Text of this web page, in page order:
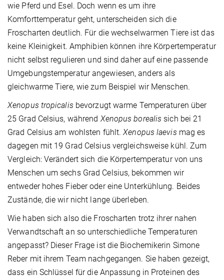
wie Pferd und Esel. Doch wenn es um ihre
Komforttemperatur geht, unterscheiden sich die
Froscharten deutlich. Für die wechselwarmen Tiere ist das
keine Kleinigkeit. Amphibien können ihre Körpertemperatur
nicht selbst regulieren und sind daher auf eine passende
Umgebungstemperatur angewiesen, anders als
gleichwarme Tiere, wie zum Beispiel wir Menschen.
Xenopus tropicalis bevorzugt warme Temperaturen über
25 Grad Celsius, während Xenopus borealis sich bei 21
Grad Celsius am wohlsten fühlt.Xenopus laevis mag es
dagegen mit 19 Grad Celsius vergleichsweise kühl. Zum
Vergleich: Verändert sich die Körpertemperatur von uns
Menschen um sechs Grad Celsius, bekommen wir
entweder hohes Fieber oder eine Unterkühlung. Beides
Zustände, die wir nicht lange überleben.
Wie haben sich also die Froscharten trotz ihrer nahen
Verwandtschaft an so unterschiedliche Temperaturen
angepasst? Dieser Frage ist die Biochemikerin Simone
Reber mit ihrem Team nachgegangen. Sie haben gezeigt,
dass ein Schlüssel für die Anpassung in Proteinen des